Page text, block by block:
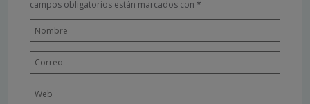
campos obligatorios están marcados con *